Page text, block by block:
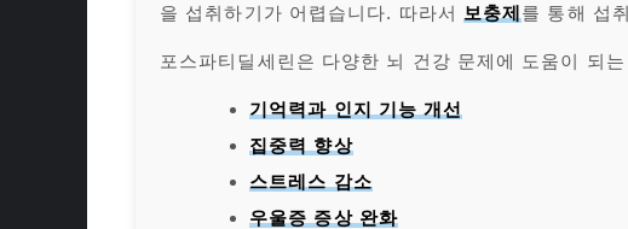
을 섭취하기가 어렵습니다. 따라서 보충제 를 통해 섭
포스파티딜세린은 다양한 뇌 건강 문제에 도움이 되
기억력과 인지 기능 개선
집중력 향상
스트레스 감소
우울증 증상 완화